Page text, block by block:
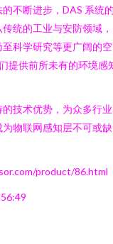
不断进步，DAS 系统
统的工业与安防领域
科学研究等更广阔的
提供前所未有的环境感
技术优势，为众多行
物联网感知层不可或
product/86.html